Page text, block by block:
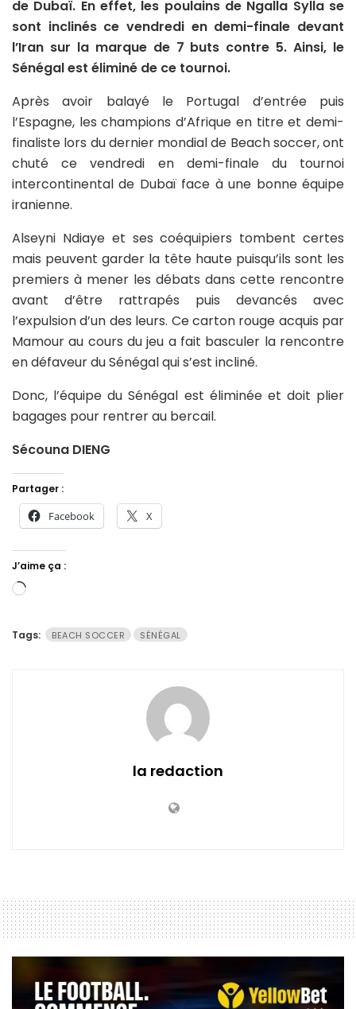
de Dubaï. En effet, les poulains de Ngalla Sylla se
sont inclinés ce vendredi en demi-finale devant
l’Iran sur la marque de 7 buts contre 5. Ainsi, le
Sénégal est éliminé de ce tournoi.
Après avoir balayé le Portugal d’entrée puis
l’Espagne, les champions d’Afrique en titre et demi-
finaliste lors du dernier mondial de Beach soccer, ont
chuté ce vendredi en demi-finale du tournoi
intercontinental de Dubaï face à une bonne équipe
iranienne.
Alseyni Ndiaye et ses coéquipiers tombent certes
mais peuvent garder la tête haute puisqu’ils sont les
premiers à mener les débats dans cette rencontre
avant d’être rattrapés puis devancés avec
l’expulsion d’un des leurs. Ce carton rouge acquis par
Mamour au cours du jeu a fait basculer la rencontre
en défaveur du Sénégal qui s’est incliné.
Donc, l’équipe du Sénégal est éliminée et doit plier
bagages pour rentrer au bercail.
Sécouna DIENG
Partager :
Facebook X
J’aime ça :
Chargement…
Tags: BEACH SOCCER SÉNÉGAL
la redaction